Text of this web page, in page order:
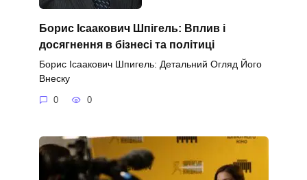
Борис Ісаакович Шпігель: Вплив і
досягнення в бізнесі та політиці
Борис Ісаакович Шпигель: Детальний Огляд Його
Внеску
0 0